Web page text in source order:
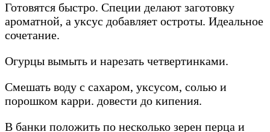
Готовятся быстро. Специи делают заготовку
ароматной, а уксус добавляет остроты. Идеальное
сочетание.
Огурцы вымыть и нарезать четвертинками.
Смешать воду с сахаром, уксусом, солью и
порошком карри. довести до кипения.
В банки положить по несколько зерен перца и